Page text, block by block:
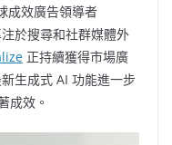
效廣告領導者
於搜尋和社群媒體外
正持續獲得市場廣
生成式 AI 功能進一步
成效。